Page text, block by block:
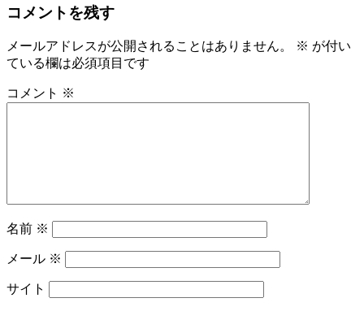
コメントを残す
メールアドレスが公開されることはありません。 ※ が付い
ている欄は必須項目です
コメント ※
名前 ※
メール ※
サイト